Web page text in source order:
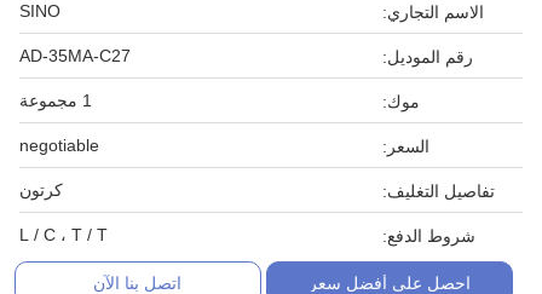
الاسم التجاري: SINO
رقم الموديل: AD-35MA-C27
موك: 1 مجموعة
السعر: negotiable
تفاصيل التغليف: كرتون
شروط الدفع: L / C ، T / T
احصل على أفضل سعر اتصل بنا الآن